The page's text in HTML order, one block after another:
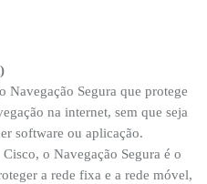
Navegação Segura que protege
na internet, sem que seja
software ou aplicação.
o Navegação Segura é o
a rede fixa e a rede móvel,